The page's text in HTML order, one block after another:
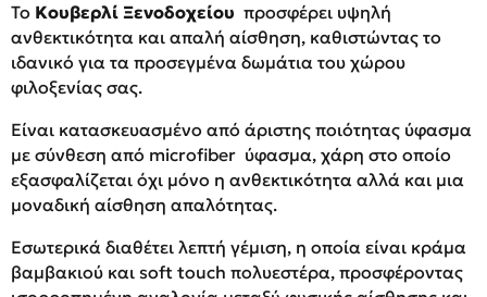
Το Κουβερλί Ξενοδοχείου προσφέρει υψηλή
ανθεκτικότητα και απαλή αίσθηση, καθιστώντας το
ιδανικό για τα προσεγμένα δωμάτια του χώρου
φιλοξενίας σας.
Είναι κατασκευασμένο από άριστης ποιότητας ύφασμα
με σύνθεση από microfiber ύφασμα, χάρη στο οποίο
εξασφαλίζεται όχι μόνο η ανθεκτικότητα αλλά και μια
μοναδική αίσθηση απαλότητας.
Εσωτερικά διαθέτει λεπτή γέμιση, η οποία είναι κράμα
βαμβακιού και soft touch πολυεστέρα, προσφέροντας